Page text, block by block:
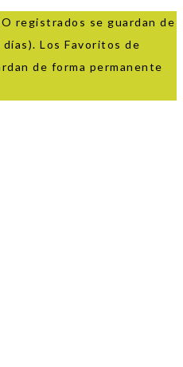
registrados se guardan de
Los Favoritos de
de forma permanente